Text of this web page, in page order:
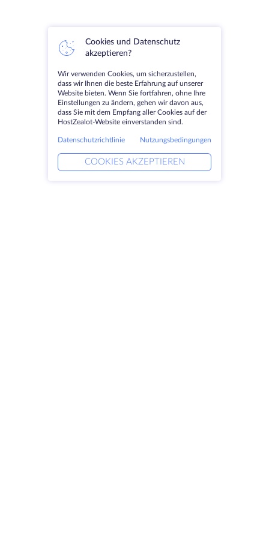
Cookies und Datenschutz
akzeptieren?
Wir verwenden Cookies, um sicherzustellen,
dass wir Ihnen die beste Erfahrung auf unserer
Website bieten. Wenn Sie fortfahren, ohne Ihre
Einstellungen zu ändern, gehen wir davon aus,
dass Sie mit dem Empfang aller Cookies auf der
HostZealot-Website einverstanden sind.
Datenschutzrichtlinie Nutzungsbedingungen
COOKIES AKZEPTIEREN